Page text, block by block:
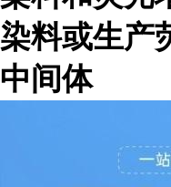
染料或生产
中间体